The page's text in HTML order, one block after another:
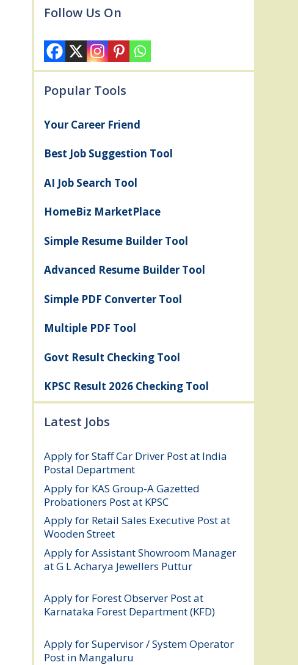
Follow Us On
Popular Tools
Your Career Friend
Best Job Suggestion Tool
AI Job Search Tool
HomeBiz MarketPlace
Simple Resume Builder Tool
Advanced Resume Builder Tool
Simple PDF Converter Tool
Multiple PDF Tool
Govt Result Checking Tool
KPSC Result 2026 Checking Tool
Latest Jobs
Apply for Staff Car Driver Post at India
Postal Department
Apply for KAS Group-A Gazetted
Probationers Post at KPSC
Apply for Retail Sales Executive Post at
Wooden Street
Apply for Assistant Showroom Manager
at G L Acharya Jewellers Puttur
Apply for Forest Observer Post at
Karnataka Forest Department (KFD)
Apply for Supervisor / System Operator
Post in Mangaluru